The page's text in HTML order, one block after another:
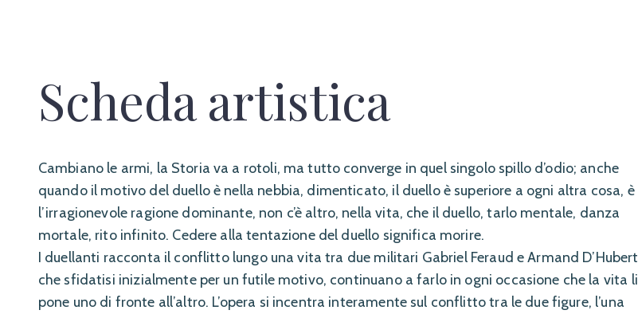
Scheda artistica
Cambiano le armi, la Storia va a rotoli, ma tutto converge in quel singolo spillo d’odio; anche
quando il motivo del duello è nella nebbia, dimenticato, il duello è superiore a ogni altra cosa, è
l’irragionevole ragione dominante, non c’è altro, nella vita, che il duello, tarlo mentale, danza
mortale, rito infinito. Cedere alla tentazione del duello significa morire.
I duellanti racconta il conflitto lungo una vita tra due militari Gabriel Feraud e Armand D’Hubert
che sfidatisi inizialmente per un futile motivo, continuano a farlo in ogni occasione che la vita li
pone uno di fronte all’altro. L’opera si incentra interamente sul conflitto tra le due figure, l’una